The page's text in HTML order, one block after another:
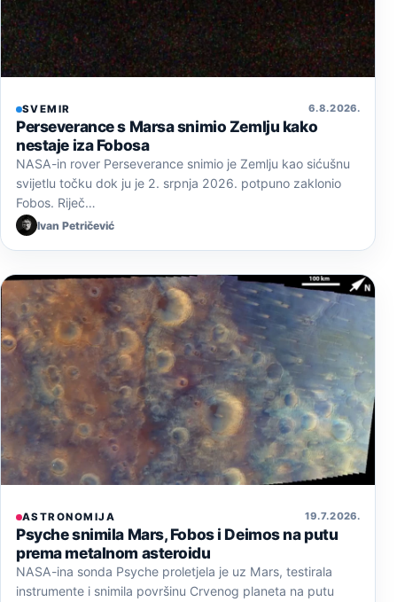
SVEMIR 6. 8. 2026.
Perseverance s Marsa snimio Zemlju kako
nestaje iza Fobosa
NASA-in rover Perseverance snimio je Zemlju kao sićušnu
svijetlu točku dok ju je 2. srpnja 2026. potpuno zaklonio
Fobos. Riječ…
Ivan Petričević
ASTRONOMIJA 19. 7. 2026.
Psyche snimila Mars, Fobos i Deimos na putu
prema metalnom asteroidu
NASA-ina sonda Psyche proletjela je uz Mars, testirala
instrumente i snimila površinu Crvenog planeta na putu